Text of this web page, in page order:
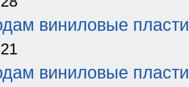
виниловые
виниловые